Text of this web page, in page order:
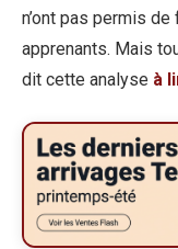
n’ont pas permis
apprenants. Mais
dit cette analyse à